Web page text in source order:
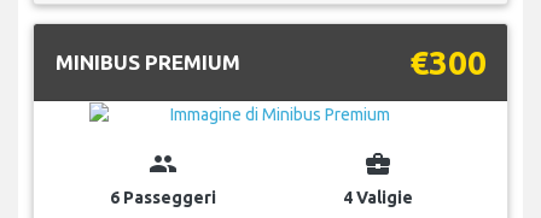
MINIBUS PREMIUM €300
group
6 Passeggeri
business_center
4 Valigie